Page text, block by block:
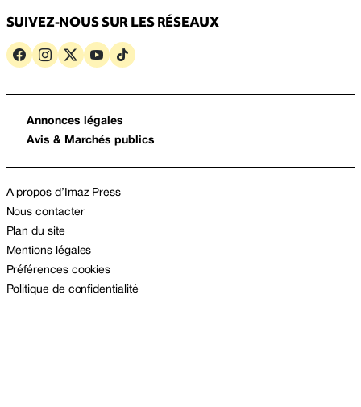
SUIVEZ-NOUS SUR LES RÉSEAUX
Annonces légales
Avis & Marchés publics
A propos d’Imaz Press
Nous contacter
Plan du site
Mentions légales
Préférences cookies
Politique de confidentialité